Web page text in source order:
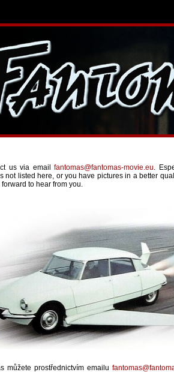
us via emailfantomas@fantomas-movie.eu.
not listed here, or you have pictures in a better
to hear from you.
můžete prostřednictvím emailu